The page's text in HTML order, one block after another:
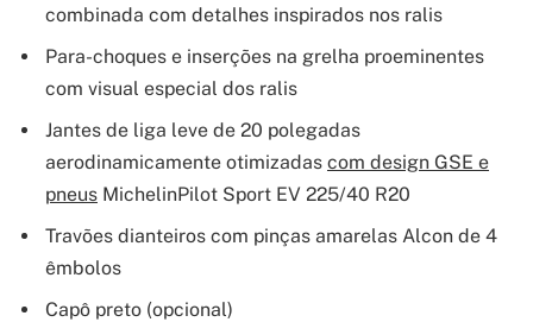
combinada com detalhes inspirados nos ralis
Para-choques e inserções na grelha proeminentes
com visual especial dos ralis
Jantes de liga leve de 20 polegadas
aerodinamicamente otimizadas com design GSE e
pneus MichelinPilot Sport EV 225/40 R20
Travões dianteiros com pinças amarelas Alcon de 4
êmbolos
Capô preto (opcional)